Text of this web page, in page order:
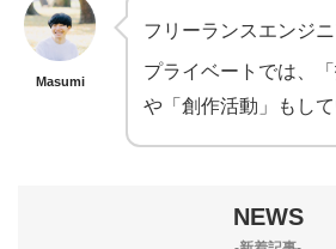
Masumi
フリーランスエンジ
プライベートでは、
や「創作活動」もして
NEWS